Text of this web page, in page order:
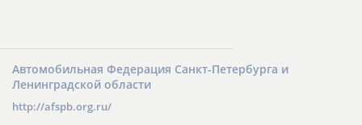
Автомобильная Федерация Санкт-Петербурга и
Ленинградской области
http://afspb.org.ru/